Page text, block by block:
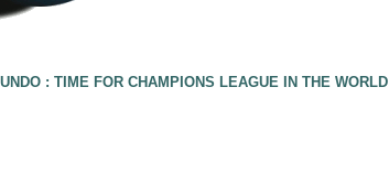
: TIME FOR CHAMPIONS LEAGUE IN THE WORLD